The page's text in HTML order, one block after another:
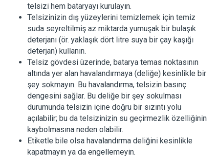
telsizi hem bataryayı kurulayın.
Telsizinizin dış yüzeylerini temizlemek için temiz
suda seyreltilmiş az miktarda yumuşak bir bulaşık
deterjanı (ör. yaklaşık dört litre suya bir çay kaşığı
deterjan) kullanın.
Telsiz gövdesi üzerinde, batarya temas noktasının
altında yer alan havalandırmaya (deliğe) kesinlikle bir
şey sokmayın. Bu havalandırma, telsizin basınç
dengesini sağlar. Bu deliğe bir şey sokulması
durumunda telsizin içine doğru bir sızıntı yolu
açılabilir; bu da telsizinizin su geçirmezlik özelliğinin
kaybolmasına neden olabilir.
Etiketle bile olsa havalandırma deliğini kesinlikle
kapatmayın ya da engellemeyin.